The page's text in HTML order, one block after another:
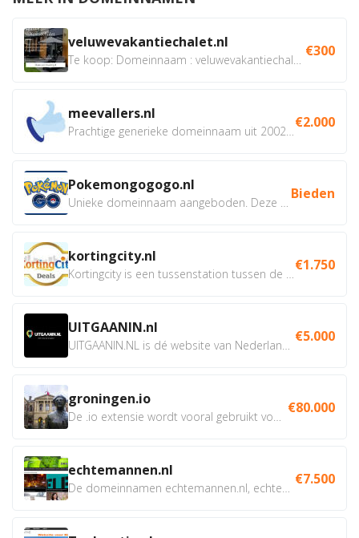
veluwevakantiechalet.nl €300
meevallers.nl €2.000
Pokemongogogo.nl Bieden
kortingcity.nl €1.750
UITGAANIN.nl €5.000
groningen.io €80.000
echtemannen.nl €7.500